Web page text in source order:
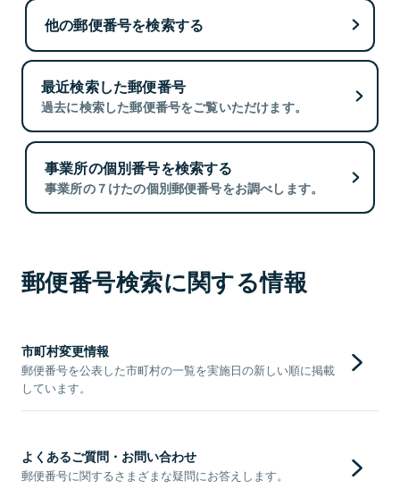
他の郵便番号を検索する
最近検索した郵便番号
過去に検索した郵便番号をご覧いただけます。
事業所の個別番号を検索する
事業所の７けたの個別郵便番号をお調べします。
郵便番号検索に関する情報
市町村変更情報
郵便番号を公表した市町村の一覧を実施日の新しい順に掲載
しています。
よくあるご質問・お問い合わせ
郵便番号に関するさまざまな疑問にお答えします。